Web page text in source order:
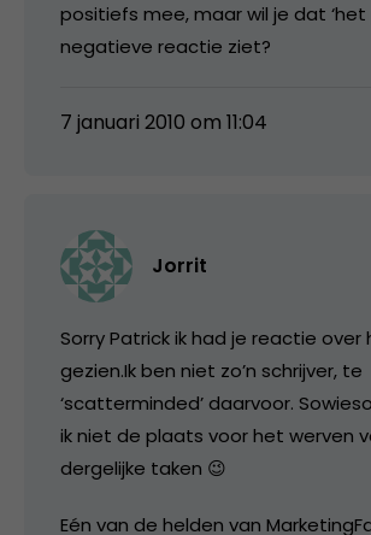
positiefs mee, maar wil je dat ‘het
negatieve reactie ziet?
7 januari 2010 om 11:04
Jorrit
Sorry Patrick ik had je reactie
gezien.Ik ben niet zo’n schrijver, te
‘scatterminded’ daarvoor.
ik niet de plaats voor het werven
dergelijke taken 😉
Eén van de helden van